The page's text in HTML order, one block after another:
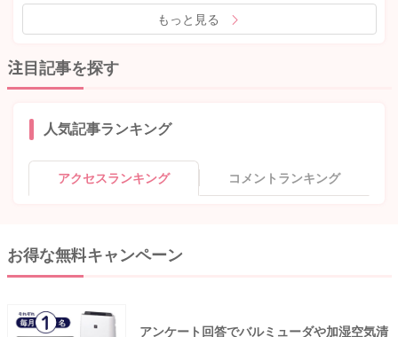
もっと見る
注目記事を探す
人気記事ランキング
アクセスランキング コメントランキング
お得な無料キャンペーン
アンケート回答でバルミューダや加湿空気清